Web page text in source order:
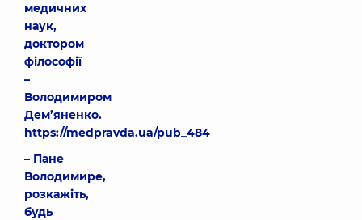
медичних
наук,
доктором
філософії
–
Володимиром
Дем’яненко.
https://medpravda.ua/pub_484
– Пане
Володимире,
розкажіть,
будь